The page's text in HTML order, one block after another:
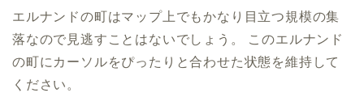
エルナンドの町はマップ上でもかなり目立つ規模の集
落なので見逃すことはないでしょう。 このエルナンド
の町にカーソルをぴったりと合わせた状態を維持して
ください。